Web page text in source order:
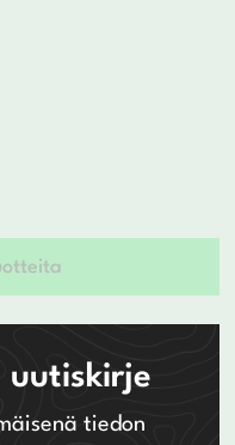
uutiskirje
tiedon